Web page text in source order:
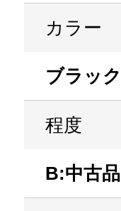
カラー
ブラック
程度
B:中古品